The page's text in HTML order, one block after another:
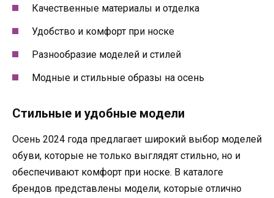
Качественные материалы и отделка
Удобство и комфорт при носке
Разнообразие моделей и стилей
Модные и стильные образы на осень
Стильные и удобные модели
Осень 2024 года предлагает широкий выбор моделей
обуви, которые не только выглядят стильно, но и
обеспечивают комфорт при носке. В каталоге
брендов представлены модели, которые отлично